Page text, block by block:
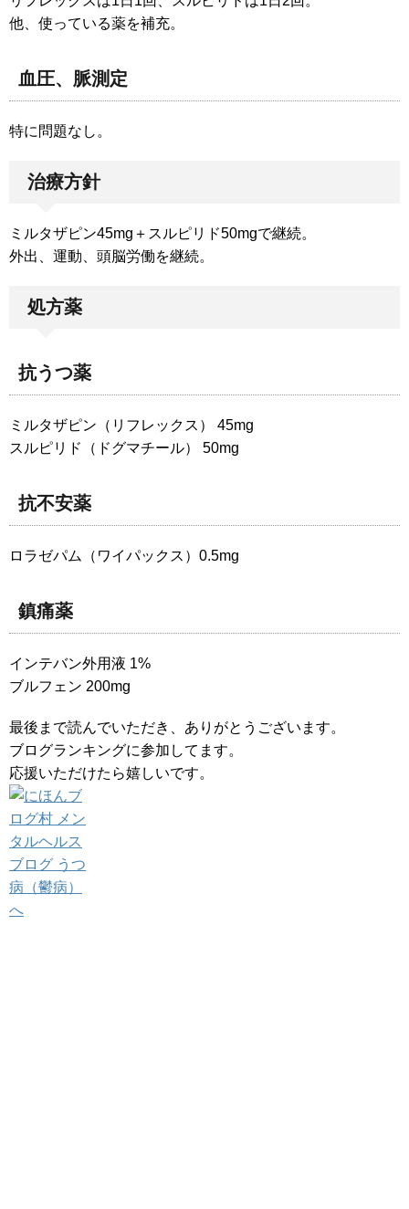
他、使っている薬を補充。
血圧、脈測定
特に問題なし。
治療方針
ミルタザピン45mg＋スルピリド50mgで継続。
外出、運動、頭脳労働を継続。
処方薬
抗うつ薬
ミルタザピン（リフレックス） 45mg
スルピリド（ドグマチール） 50mg
抗不安薬
ロラゼパム（ワイパックス）0.5mg
鎮痛薬
インテバン外用液 1%
ブルフェン 200mg
最後まで読んでいただき、ありがとうございます。
ブログランキングに参加してます。
応援いただけたら嬉しいです。